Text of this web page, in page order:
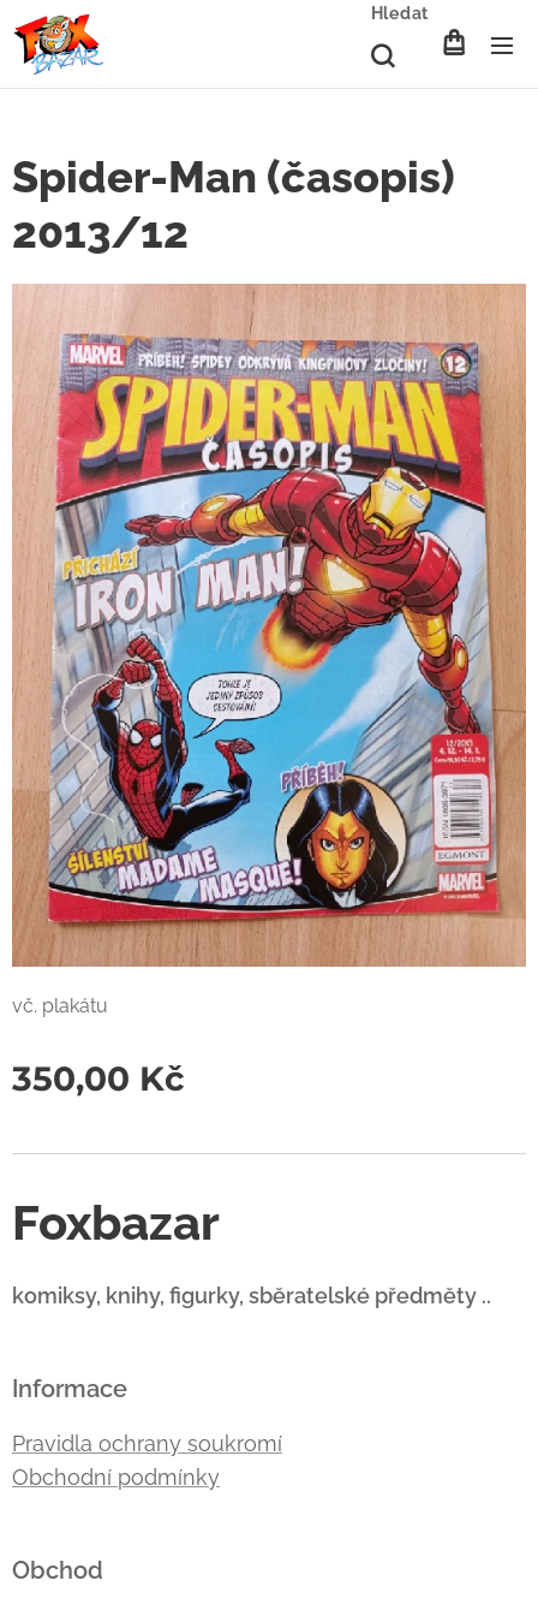
Hledat
Spider-Man (časopis)
2013/12
vč. plakátu
350,00 Kč
Foxbazar
komiksy, knihy, figurky, sběratelské předměty ..
Informace
Pravidla ochrany soukromí
Obchodní podmínky
Obchod